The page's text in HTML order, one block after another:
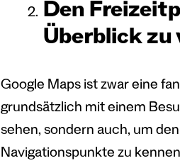
Den
Überblick
Google Maps ist zwar eine
grundsätzlich mit einem
sehen, sondern auch, um
Navigationspunkte zu